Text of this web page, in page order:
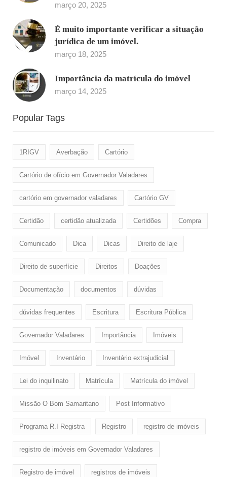
março 20, 2025
É muito importante verificar a situação
jurídica de um imóvel.
março 18, 2025
Importância da matrícula do imóvel
março 14, 2025
Popular Tags
1RIGV Averbação Cartório
Cartório de ofício em Governador Valadares
cartório em governador valadares Cartório GV
Certidão certidão atualizada Certidões Compra
Comunicado Dica Dicas Direito de laje
Direito de superfície Direitos Doaçôes
Documentação documentos dúvidas
dúvidas frequentes Escritura Escritura Pública
Governador Valadares Importância Imóveis
Imóvel Inventário Inventário extrajudicial
Lei do inquilinato Matrícula Matrícula do imóvel
Missão O Bom Samaritano Post Informativo
Programa R.I Registra Registro registro de imóveis
registro de imóveis em Governador Valadares
Registro de imóvel registros de imóveis